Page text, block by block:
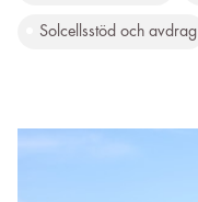
Solcellsstöd och avdrag